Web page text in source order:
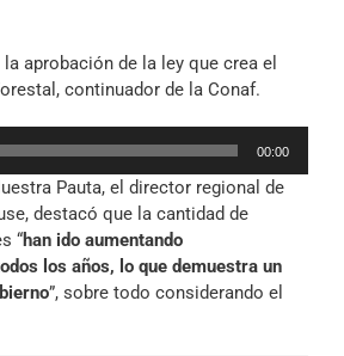
aprobación de la ley que crea el
continuador de la Conaf.
00:00
Pauta, el director regional de
destacó que la cantidad de
“han ido aumentando
los años, lo que demuestra un
”, sobre todo considerando el